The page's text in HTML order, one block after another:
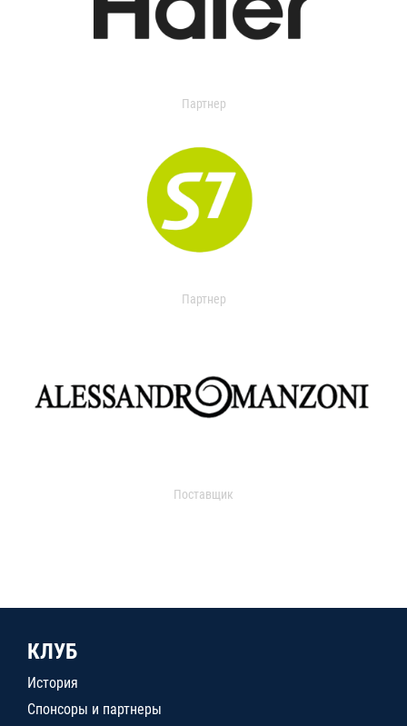
Партнер
Партнер
Поставщик
КЛУБ
История
Спонсоры и партнеры